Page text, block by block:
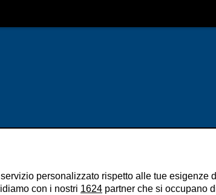
personalizzato rispetto alle tue esigenze
con i nostri 1624 partner che si occupano